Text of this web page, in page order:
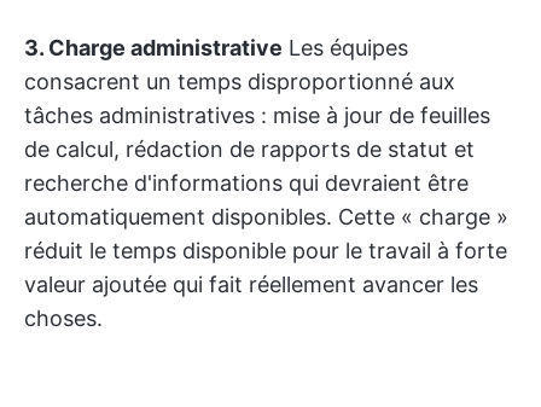
3. Charge administrative Les équipes
consacrent un temps disproportionné aux
tâches administratives : mise à jour de feuilles
de calcul, rédaction de rapports de statut et
recherche d'informations qui devraient être
automatiquement disponibles. Cette « charge »
réduit le temps disponible pour le travail à forte
valeur ajoutée qui fait réellement avancer les
choses.